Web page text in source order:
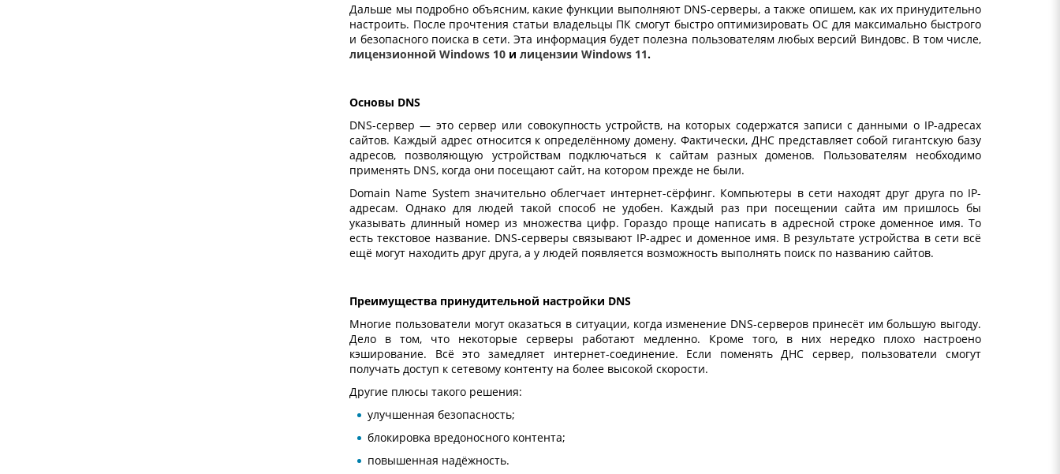
Дальше мы подробно объясним, какие функции выполняют DNS-серверы, а также опишем, как их принудительно
настроить. После прочтения статьи владельцы ПК смогут быстро оптимизировать ОС для максимально быстрого
и безопасного поиска в сети. Эта информация будет полезна пользователям любых версий Виндовс. В том числе,
лицензионной Windows 10 илицензии Windows 11.
Основы DNS
DNS-сервер — это сервер или совокупность устройств, на которых содержатся записи с данными о IP-адресах
сайтов. Каждый адрес относится к определённому домену. Фактически, ДНС представляет собой гигантскую базу
адресов, позволяющую устройствам подключаться к сайтам разных доменов. Пользователям необходимо
применять DNS, когда они посещают сайт, на котором прежде не были.
Domain Name System значительно облегчает интернет-сёрфинг. Компьютеры в сети находят друг друга по IP-
адресам. Однако для людей такой способ не удобен. Каждый раз при посещении сайта им пришлось бы
указывать длинный номер из множества цифр. Гораздо проще написать в адресной строке доменное имя. То
есть текстовое название. DNS-серверы связывают IP-адрес и доменное имя. В результате устройства в сети всё
ещё могут находить друг друга, а у людей появляется возможность выполнять поиск по названию сайтов.
Преимущества принудительной настройки DNS
Многие пользователи могут оказаться в ситуации, когда изменение DNS-серверов принесёт им большую выгоду.
Дело в том, что некоторые серверы работают медленно. Кроме того, в них нередко плохо настроено
кэширование. Всё это замедляет интернет-соединение. Если поменять ДНС сервер, пользователи смогут
получать доступ к сетевому контенту на более высокой скорости.
Другие плюсы такого решения:
улучшенная безопасность;
блокировка вредоносного контента;
повышенная надёжность.